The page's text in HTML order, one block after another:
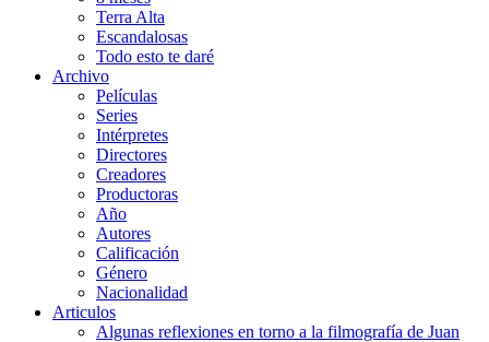
Terra Alta
Escandalosas
Todo esto te daré
Archivo
Películas
Series
Intérpretes
Directores
Creadores
Productoras
Año
Autores
Calificación
Género
Nacionalidad
Articulos
Algunas reflexiones en torno a la filmografía de Juan